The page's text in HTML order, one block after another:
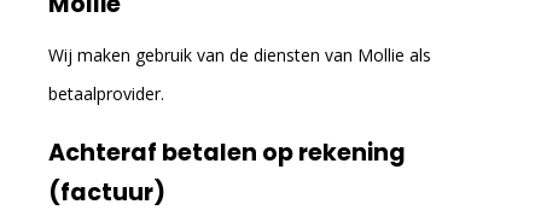
Wij maken gebruik van de diensten van Mollie als
betaalprovider.
Achteraf betalen op rekening
(factuur)